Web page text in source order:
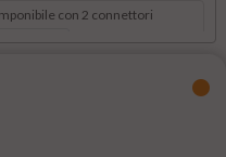
con 2 connettori